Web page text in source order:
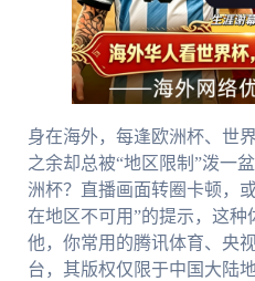
身在海外，每逢欧洲杯、世
之余却总被“地区限制”泼一
洲杯？直播画面转圈卡顿，
在地区不可用”的提示，这
他，你常用的腾讯体育、央
台，其版权仅限于中国大陆